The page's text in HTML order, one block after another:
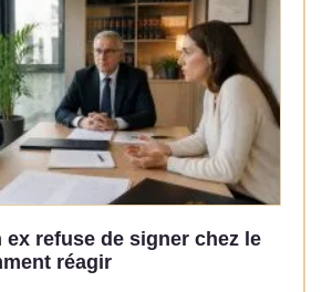
refuse de signer chez le
réagir